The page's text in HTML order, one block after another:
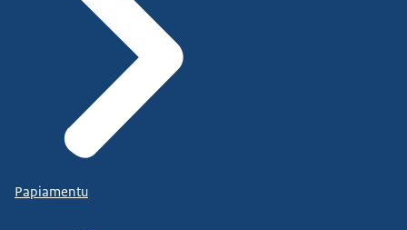
Papiamentu